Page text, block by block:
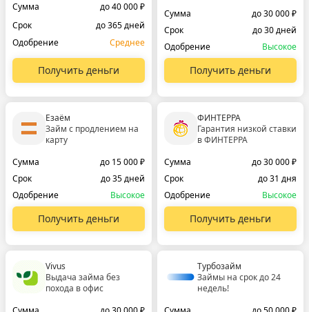
Сумма
до 40 000 ₽
Срок
до 365 дней
Одобрение
Среднее
Получить деньги
Сумма
до 30 000 ₽
Срок
до 30 дней
Одобрение
Высокое
Получить деньги
Езаём
Займ с продлением на
карту
Сумма
до 15 000 ₽
Срок
до 35 дней
Одобрение
Высокое
Получить деньги
ФИНТЕРРА
Гарантия низкой ставки
в ФИНТЕРРА
Сумма
до 30 000 ₽
Срок
до 31 дня
Одобрение
Высокое
Получить деньги
Vivus
Выдача займа без
похода в офис
Турбозайм
Займы на срок до 24
недель!